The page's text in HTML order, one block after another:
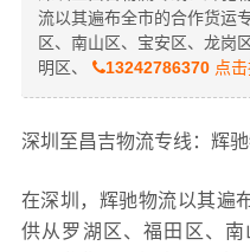
流以其遍布全市的合作货运
区、南山区、宝安区、龙岗
明区、
13242786370点击
深圳至昌吉物流专线：辉
在深圳，辉驰物流以其遍
供从罗湖区、福田区、